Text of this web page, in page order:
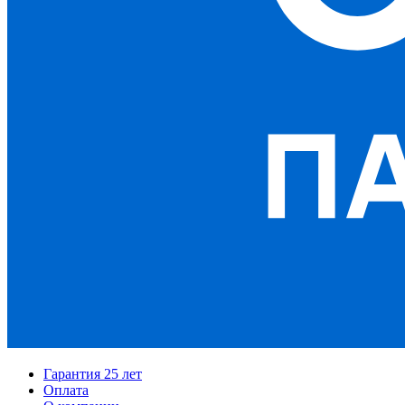
Гарантия 25 лет
Оплата